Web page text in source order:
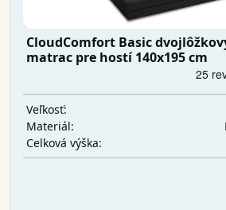
CloudComfort Basic
matrac pre hostí 140x195 cm
Veľkosť:
Materiál:
Celková výška: